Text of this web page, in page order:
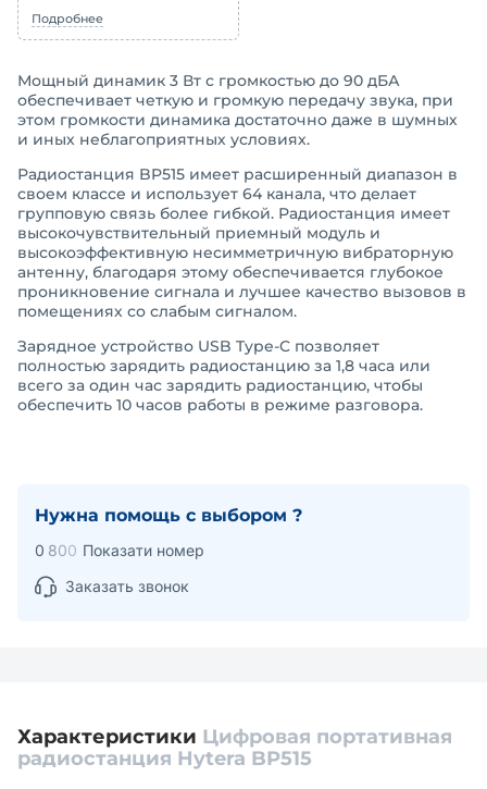
Подробнее
Мощный динамик 3 Вт с громкостью до 90 дБА
обеспечивает четкую и громкую передачу звука, при
этом громкости динамика достаточно даже в шумных
и иных неблагоприятных условиях.
Радиостанция BP515 имеет расширенный диапазон в
своем классе и использует 64 канала, что делает
групповую связь более гибкой. Радиостанция имеет
высокочувствительный приемный модуль и
высокоэффективную несимметричную вибраторную
антенну, благодаря этому обеспечивается глубокое
проникновение сигнала и лучшее качество вызовов в
помещениях со слабым сигналом.
Зарядное устройство USB Type-C позволяет
полностью зарядить радиостанцию за 1,8 часа или
всего за один час зарядить радиостанцию, чтобы
обеспечить 10 часов работы в режиме разговора.
Нужна помощь с выбором ?
0 800 Показати номер
Заказать звонок
Характеристики Цифровая портативная
радиостанция Hytera BP515